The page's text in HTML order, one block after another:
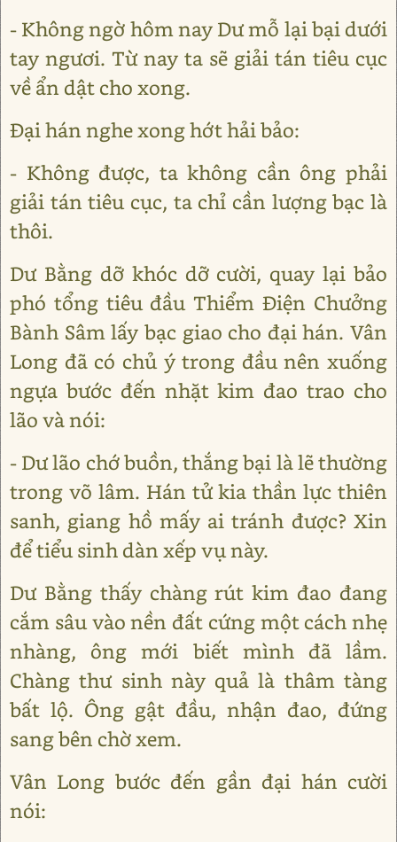
- Không ngờ hôm nay Dư mỗ lại bại dưới
tay ngươi. Từ nay ta sẽ giải tán tiêu cục
về ẩn dật cho xong.
Đại hán nghe xong hớt hải bảo:
- Không được, ta không cần ông phải
giải tán tiêu cục, ta chỉ cần lượng bạc là
thôi.
Dư Bằng dỡ khóc dỡ cười, quay lại bảo
phó tổng tiêu đầu Thiểm Điện Chưởng
Bành Sâm lấy bạc giao cho đại hán. Vân
Long đã có chủ ý trong đầu nên xuống
ngựa bước đến nhặt kim đao trao cho
lão và nói:
- Dư lão chớ buồn, thắng bại là lẽ thường
trong võ lâm. Hán tử kia thần lực thiên
sanh, giang hồ mấy ai tránh được? Xin
để tiểu sinh dàn xếp vụ này.
Dư Bằng thấy chàng rút kim đao đang
cắm sâu vào nền đất cứng một cách nhẹ
nhàng, ông mới biết mình đã lầm.
Chàng thư sinh này quả là thâm tàng
bất lộ. Ông gật đầu, nhận đao, đứng
sang bên chờ xem.
Vân Long bước đến gần đại hán cười
nói: